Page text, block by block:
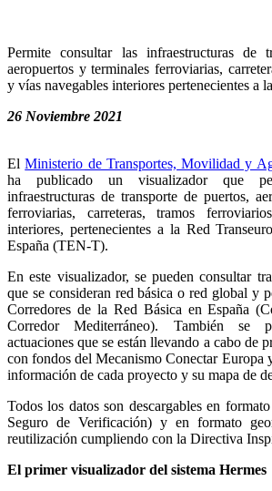
Permite consultar las infraestructuras de
aeropuertos y terminales ferroviarias,
y vías navegables interiores pertenecientes a
26 Noviembre 2021
ElMinisterio de Transportes, Movilidad y
ha publicado un visualizador que
infraestructuras de transporte de puertos,
ferroviarias, carreteras, tramos
interiores, pertenecientes a la Red
España (TEN-T).
En este visualizador, se pueden consultar
que se consideran red básica o red global y
Corredores de la Red Básica en España
Corredor Mediterráneo). También se
actuaciones que se están llevando a cabo de
con fondos del Mecanismo Conectar Europa
información de cada proyecto y su mapa de
Todos los datos son descargables en
Seguro de Verificación) y en formato
reutilización cumpliendo con la Directiva
El primer visualizador del sistema Hermes